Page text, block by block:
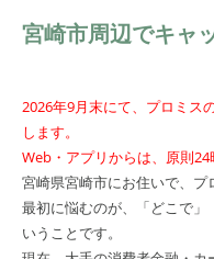
宮崎市周辺でキャ
2026年9月末にて、プロミス
します。
Web・アプリからは、原則24
宮崎県宮崎市にお住いで、
最初に悩むのが、「どこで」
いうことです。